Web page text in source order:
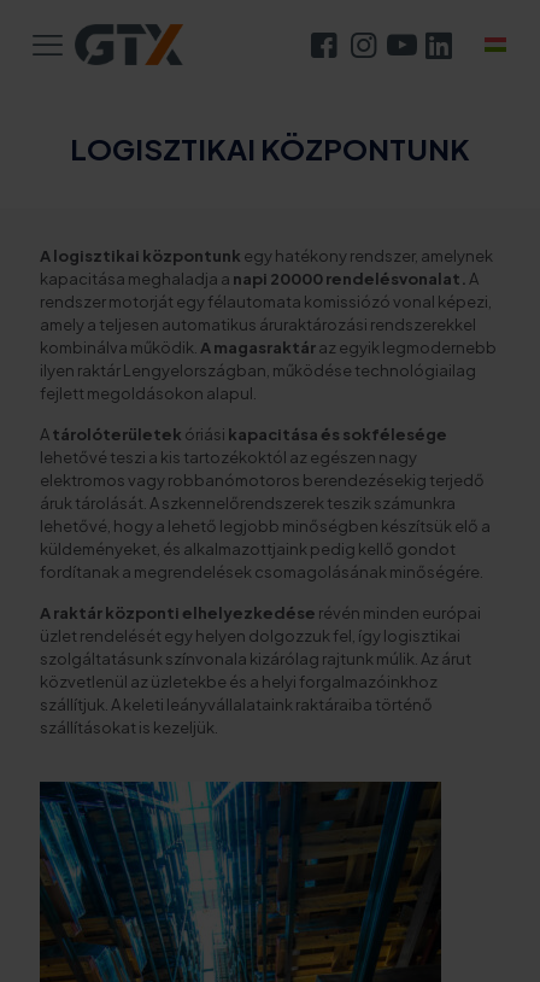
LOGISZTIKAI KÖZPONTUNK
A logisztikai központunk egy hatékony rendszer, amelynek
kapacitása meghaladja a napi 20000 rendelésvonalat. A
rendszer motorját egy félautomata komissiózó vonal képezi,
amely a teljesen automatikus áruraktározási rendszerekkel
kombinálva működik. A magasraktáraz egyik legmodernebb
ilyen raktár Lengyelországban, működése technológiailag
fejlett megoldásokon alapul.
Atárolóterületek óriási kapacitása és sokfélesége
lehetővé teszi a kis tartozékoktól az egészen nagy
elektromos vagy robbanómotoros berendezésekig terjedő
áruk tárolását. A szkennelőrendszerek teszik számunkra
lehetővé, hogy a lehető legjobb minőségben készítsük elő a
küldeményeket, és alkalmazottjaink pedig kellő gondot
fordítanak a megrendelések csomagolásának minőségére.
A raktár központi elhelyezkedése révén minden európai
üzlet rendelését egy helyen dolgozzuk fel, így logisztikai
szolgáltatásunk színvonala kizárólag rajtunk múlik. Az árut
közvetlenül az üzletekbe és a helyi forgalmazóinkhoz
szállítjuk. A keleti leányvállalataink raktáraiba történő
szállításokat is kezeljük.